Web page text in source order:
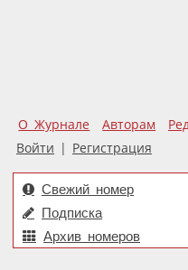
О Журнале Авторам
Войти | Регистрация
Свежий номер
Подписка
Архив номеров